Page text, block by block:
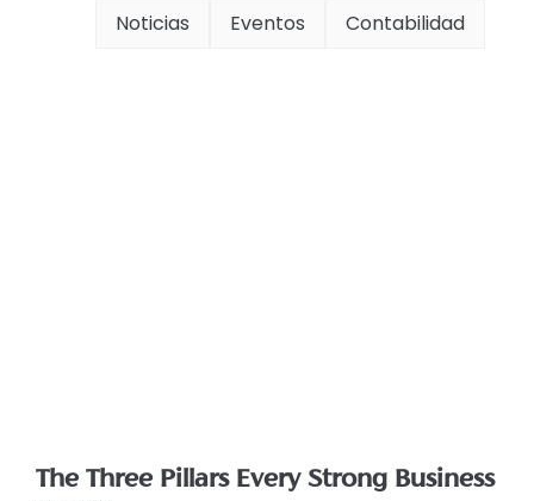
Noticias Eventos Contabilidad
The Three Pillars Every Strong Business